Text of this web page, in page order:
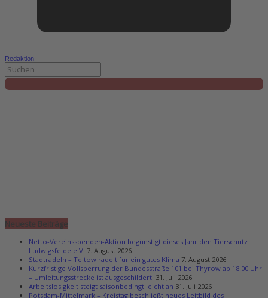
Redaktion
Neueste Beiträge
Netto-Vereinsspenden-Aktion begünstigt dieses Jahr den Tierschutz
Ludwigsfelde e.V. 7. August 2026
Stadtradeln – Teltow radelt für ein gutes Klima 7. August 2026
Kurzfristige Vollsperrung der Bundesstraße 101 bei Thyrow ab 18:00 Uhr
– Umleitungsstrecke ist ausgeschildert 31. Juli 2026
Arbeitslosigkeit steigt saisonbedingt leicht an 31. Juli 2026
Potsdam-Mittelmark – Kreistag beschließt neues Leitbild des